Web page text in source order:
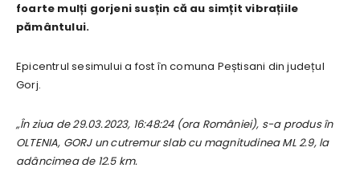
foarte mulți gorjeni susțin că au simțit vibrațiile
pământului.
Epicentrul sesimului a fost în comuna Peștisani din județul
Gorj.
„În ziua de 29.03.2023, 16:48:24 (ora României), s-a produs în
OLTENIA, GORJ un cutremur slab cu magnitudinea ML 2.9, la
adâncimea de 12.5 km.